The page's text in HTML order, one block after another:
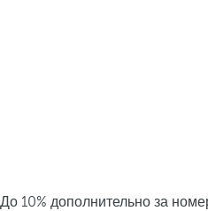
До 10% дополнительно за